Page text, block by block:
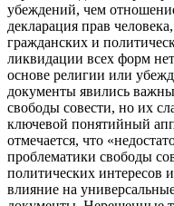
убеждений, чем
декларация прав
гражданских и
ликвидации всех форм
основе религии или
документы явились
свободы совести, но их
ключевой понятийный
отмечается, что
проблематики свободы
политических интересов
влияние на